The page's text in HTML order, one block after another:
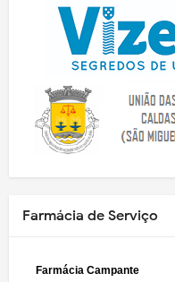
Farmácia de Serviço